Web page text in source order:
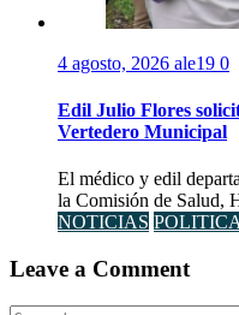
4 agosto, 2026 ale19 0
Edil Julio Flores
Vertedero Municipal
El médico y edil
la Comisión de Salud,
NOTICIAS
Leave a Comment